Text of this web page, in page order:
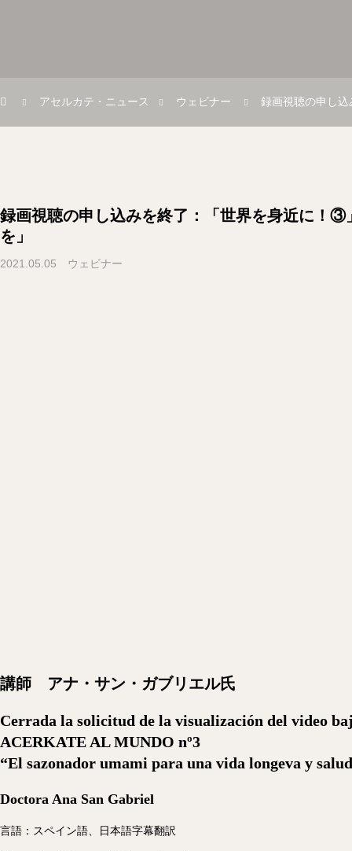
アセルカテ・ニュース ウェビナー 録画視聴の申し
録画視聴の申し込みを終了：「世界を身近に！③
を」
2021.05.05 ウェビナー
講師 アナ・サン・ガブリエル氏
Cerrada la solicitud de la visualización del video
ACERKATE AL MUNDO nº3
“El sazonador umami para una vida longeva y
Doctora Ana San Gabriel
言語：スペイン語、日本語字幕翻訳